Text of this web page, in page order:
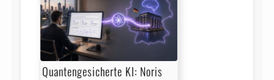
Quantengesicherte KI: Noris